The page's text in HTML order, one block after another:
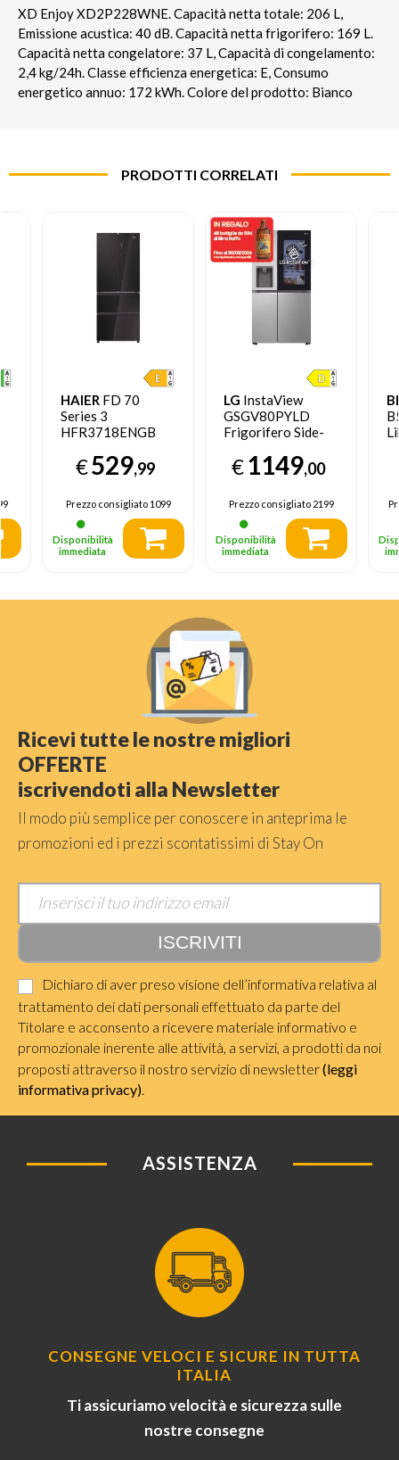
XD Enjoy XD2P228WNE. Capacità netta totale: 206 L,
Emissione acustica: 40 dB. Capacità netta frigorifero: 169 L.
Capacità netta congelatore: 37 L, Capacità di congelamento:
2,4 kg/24h. Classe efficienza energetica: E, Consumo
energetico annuo: 172 kWh. Colore del prodotto: Bianco
PRODOTTI CORRELATI
HAIER FD 70
Series 3
HFR3718ENGB
by-side Libera
installazione 402 L
€529,99
Prezzo consigliato1099
Disponibilità
immediata
LG InstaView
GSGV80PYLD
Frigorifero Side-
635L, Wi-Fi, Con
allaccio
€1149,00
Prezzo consigliato2199
Disponibilità
immediata
Ricevi tutte le nostre migliori
OFFERTE
iscrivendoti alla Newsletter
Il modo più semplice per conoscere in anteprima le
promozioni ed i prezzi scontatissimi di Stay On
Dichiaro di aver preso visione dell’informativa relativa al
trattamento dei dati personali effettuato da parte del
Titolare e acconsento a ricevere materiale informativo e
promozionale inerente alle attività, a servizi, a prodotti da noi
proposti attraverso il nostro servizio di newsletter(leggi
informativa privacy).
ASSISTENZA
CONSEGNE VELOCI E SICURE IN TUTTA
ITALIA
Ti assicuriamo velocità e sicurezza sulle
nostre consegne